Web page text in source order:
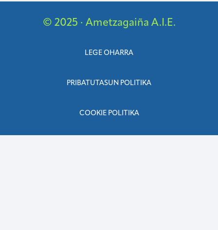
© 2025 · Ametzagaiña A.I.E.
LEGE OHARRA
PRIBATUTASUN POLITIKA
COOKIE POLITIKA